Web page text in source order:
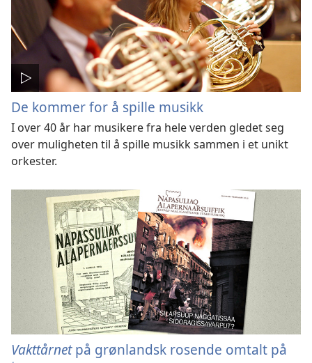
De kommer for å spille musikk
I over 40 år har musikere fra hele verden gledet seg
over muligheten til å spille musikk sammen i et unikt
orkester.
Vakttårnetpå grønlandsk rosende omtalt på